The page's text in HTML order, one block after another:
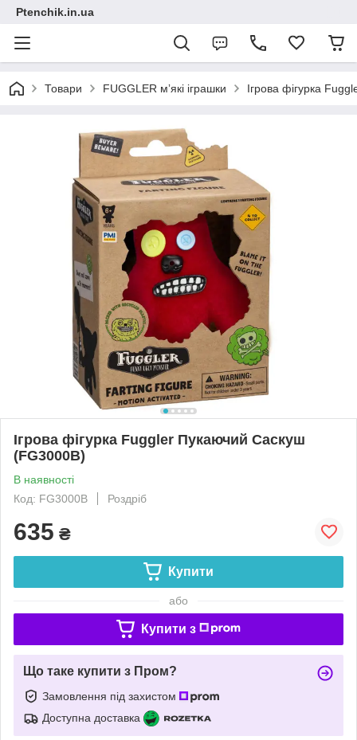
Ptenchik.in.ua
Товари FUGGLER мʼякі іграшки Ігрова фігурка
Ігрова фігурка Fuggler Пукаючий Саскуш
(FG3000B)
В наявності
Код: FG3000B
Роздріб
635 ₴
Купити
або
Купити з
Що таке купити з Пром?
Замовлення під захистом
Доступна доставка